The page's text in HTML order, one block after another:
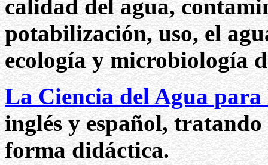
calidad del agua,
potabilización, uso, el
ecología y microbiología
La Ciencia del Agua para
inglés y español, tratando
forma didáctica.